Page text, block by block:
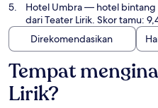
Hotel Umbra— hotel bintang
dari Teater Lirik. Skor tamu:
Direkomendasikan
Tempat
Lirik?